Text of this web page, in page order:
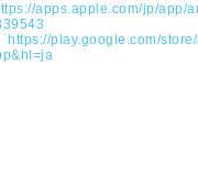
apps.apple.com/jp/app/
https://play.google.com/